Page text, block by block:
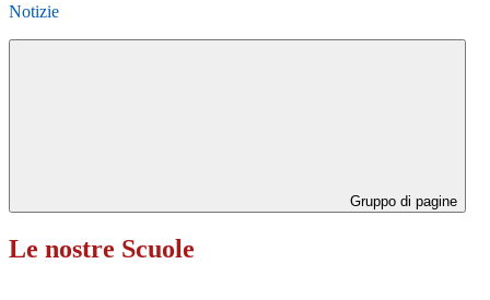
Notizie
Gruppo di pagine
Le nostre Scuole